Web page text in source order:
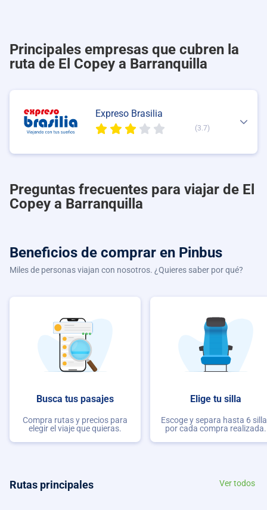
Principales empresas que cubren la
ruta de El Copey a Barranquilla
Expreso Brasilia
(3.7)
Preguntas frecuentes para viajar de El
Copey a Barranquilla
Beneficios de comprar en Pinbus
Miles de personas viajan con nosotros. ¿Quieres saber por qué?
Busca tus pasajes
Compra rutas y precios para
elegir el viaje que quieras.
Elige tu silla
Escoge y separa hasta 6
por cada compra realizada.
Rutas principales Ver todos